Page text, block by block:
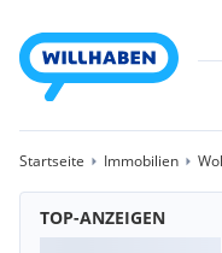
Startseite Immobilien
TOP-ANZEIGEN